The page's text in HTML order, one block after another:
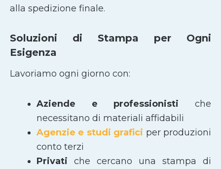
alla spedizione finale.
Soluzioni di Stampa per Ogni
Esigenza
Lavoriamo ogni giorno con:
Aziende e professionisti che
necessitano di materiali affidabili
Agenzie e studi grafici per produzioni
conto terzi
Privati che cercano una stampa di